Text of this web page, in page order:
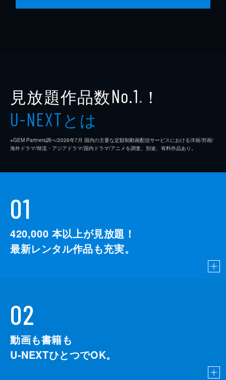
見放題作品数No.1 ※ ！
U-NEXTとは
※GEM Partners調べ/2026年7⽉ 国内の主要な定額制動画配信サービスにおける洋画/邦画/
海外ドラマ/韓流・アジアドラマ/国内ドラマ/アニメを調査。別途、有料作品あり。
01
420,000 本以上が見放題！
最新レンタル作品も充実。
02
動画も書籍も
U-NEXTひとつでOK。